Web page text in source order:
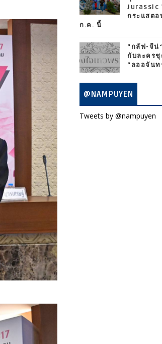
Jurassic
กระแสตอ
ก.ค. นี้
“กลัฟ-จีน่
กับละครชุ
“ลออจัน
@NAMPUYEN
Tweets by @nampuyen